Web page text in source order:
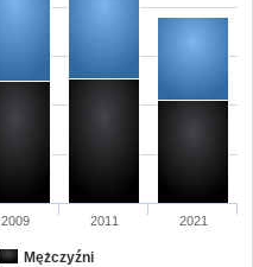
Mężczyźni
2009 2011 2021